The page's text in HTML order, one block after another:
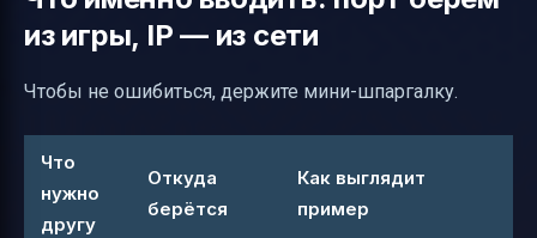
из игры, IP — из сети
Чтобы не ошибиться, держите мини-шпаргалку.
Что
нужно
другу
Откуда
берётся
Как выглядит
пример